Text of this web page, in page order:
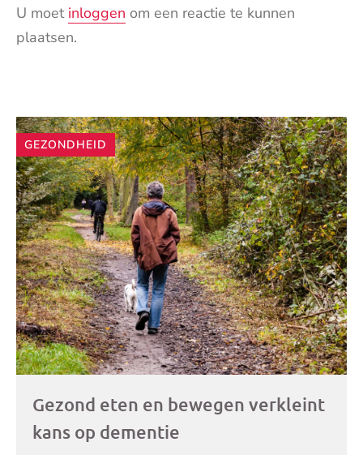
U moet inloggen om een reactie te kunnen
plaatsen.
Andere
artikelen
GEZONDHEID
Gezond eten en bewegen verkleint
kans op dementie